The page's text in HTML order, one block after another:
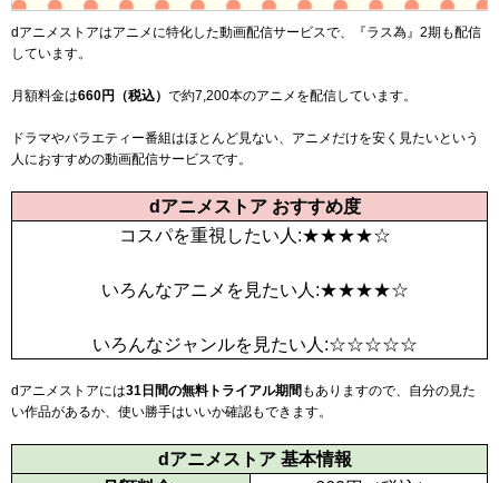
dアニメストアはアニメに特化した動画配信サービスで、『ラス為』2期も配信
しています。
月額料金は660円（税込） で約7,200本のアニメを配信しています。
ドラマやバラエティー番組はほとんど見ない、 アニメだけを安く見たいという
人におすすめの動画配信サービスです。
dアニメストア おすすめ度
コスパを重視したい人:★★★★☆
いろんなアニメを見たい人:★★★★☆
いろんなジャンルを見たい人:☆☆☆☆☆
dアニメストアには31日間の無料トライアル期間 もありますので、自分の見た
い作品があるか、使い勝手はいいか確認もできます。
dアニメストア 基本情報